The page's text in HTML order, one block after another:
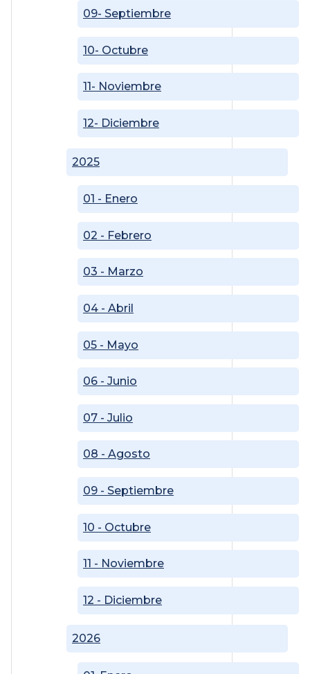
09- Septiembre
10- Octubre
11- Noviembre
12- Diciembre
2025
01 - Enero
02 - Febrero
03 - Marzo
04 - Abril
05 - Mayo
06 - Junio
07 - Julio
08 - Agosto
09 - Septiembre
10 - Octubre
11 - Noviembre
12 - Diciembre
2026